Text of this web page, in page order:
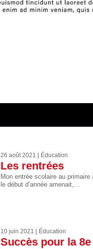
26 août 2021 Éducation
Les rentrées
Mon entrée scolaire au primaire
le début d’année amenait,…
10 juin 2021 Éducation
Succès pour la